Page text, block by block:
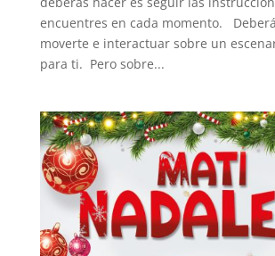
encuentres en cada momento.
moverte e interactuar sobre un
para ti. Pero sobre...